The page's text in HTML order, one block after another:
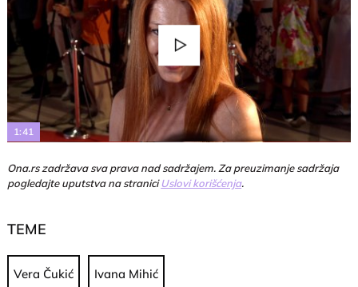
Play
Video
1:41
Ona.rs zadržava sva prava nad sadržajem. Za preuzimanje sadržaja
pogledajte uputstva na straniciUslovi korišćenja.
TEME
Vera Čukić Ivana Mihić